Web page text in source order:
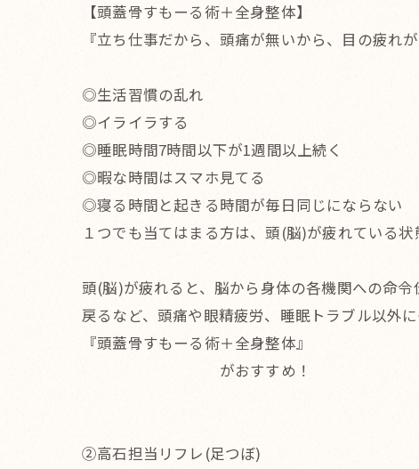
【頭蓋骨すもーる術＋全身整体】
『立ち仕事だから、頭痛が無いから、目の疲れ
◎生活習慣の乱れ
◎イライラする
◎睡眠時間7時間以下が1週間以上続く
◎暇な時間はスマホ見てる
◎寝る時間と起きる時間が毎日同じにならない
１つでも当てはまる方は、頭(脳)が疲れている状
頭(脳)が疲れると、脳から身体の各機関への命
戻るなど、頭痛や眼精疲労、睡眠トラブル以外
『頭蓋骨すもーる術＋全身整体』
がおすすめ！
②高石担当リフレ(足つぼ)